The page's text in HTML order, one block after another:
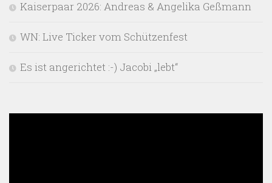
Kaiserpaar 2026: Andreas & Angelika Geßmann
WN: Live Ticker vom Schützenfest
Es ist angerichtet :-) Jacobi „lebt“